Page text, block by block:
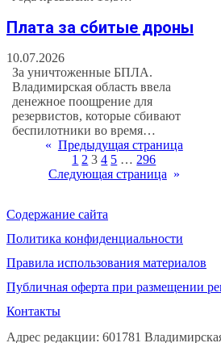
Плата за сбитые дроны
10.07.2026
За уничтоженные БПЛА.
Владимирская область ввела
денежное поощрение для
резервистов, которые сбивают
беспилотники во время…
« Предыдущая страница
1 2 3 4 5 … 296
Следующая страница »
Содержание сайта
Политика конфиденциальности
Правила использования материалов
Публичная оферта при размещении
Контакты
Адрес редакции: 601781